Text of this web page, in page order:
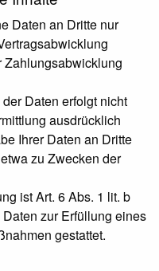
Daten an Dritte nur
Zahlungsabwicklung
Daten erfolgt nicht
ausdrücklich
Ihrer Daten an Dritte
zu Zwecken der
ist Art. 6 Abs. 1 lit. b
zur Erfüllung eines
gestattet.